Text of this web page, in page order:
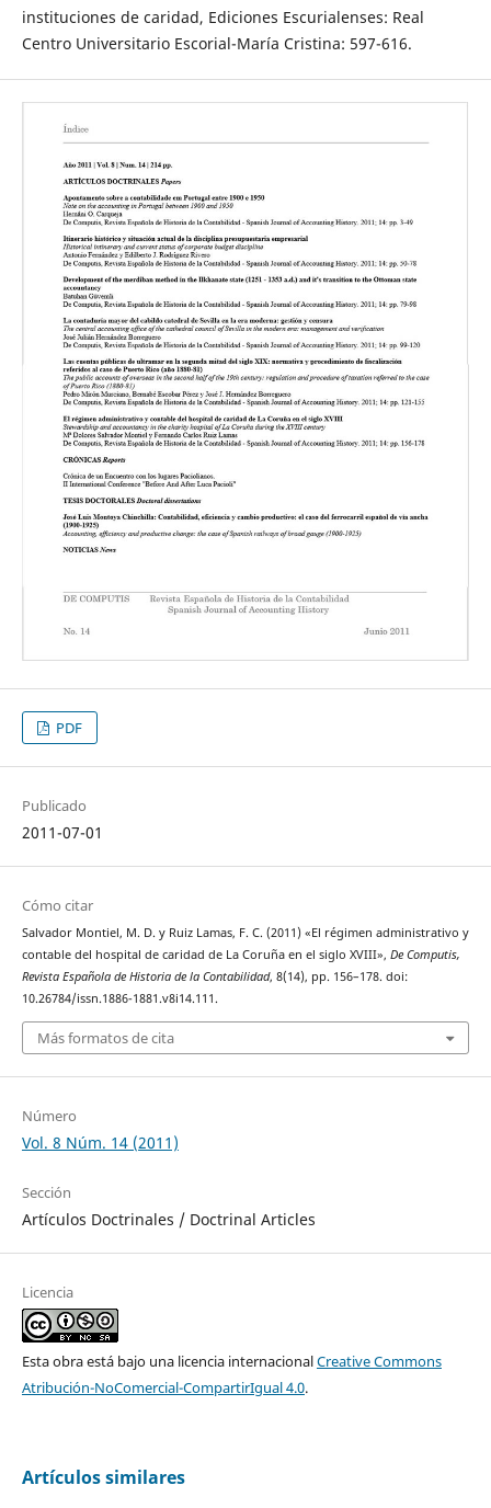
instituciones de caridad, Ediciones Escurialenses: Real
Centro Universitario Escorial-María Cristina: 597-616.
PDF
Publicado
2011-07-01
Cómo citar
Salvador Montiel, M. D. y Ruiz Lamas, F. C. (2011) «El régimen administrativo y
contable del hospital de caridad de La Coruña en el siglo XVIII», De Computis,
Revista Española de Historia de la Contabilidad, 8(14), pp. 156–178. doi:
10.26784/issn.1886-1881.v8i14.111.
Más formatos de cita
Número
Vol. 8 Núm. 14 (2011)
Sección
Artículos Doctrinales / Doctrinal Articles
Licencia
Esta obra está bajo una licencia internacionalCreative Commons
Atribución-NoComercial-CompartirIgual 4.0.
Artículos similares